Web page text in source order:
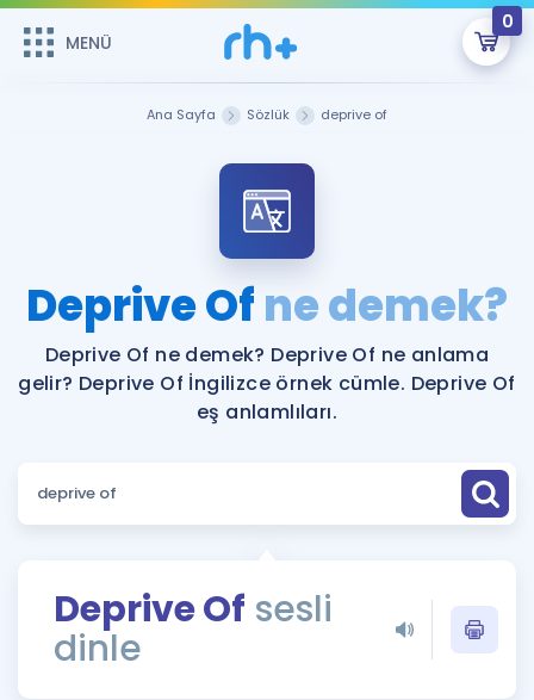
MENÜ
0
ÜYE DEĞİLİM
Sepetin Şu An Boş.
Remzi Hoca ile seni sınava hazırlayacak onlarca eğitim seni
bekliyor!
MENÜ
Katılımcı Görüşleri
Faydalı Araçlar
Sözlük
Rehberlik Aracı
ÖSYM Sınav Takvimi
Hakkımızda
Ana Sayfa Sözlük deprive of
Deprive Ofne demek?
Deprive Of ne demek? Deprive Of ne anlama
gelir? Deprive Of İngilizce örnek cümle. Deprive Of
eş anlamlıları.
Deprive Of sesli
dinle